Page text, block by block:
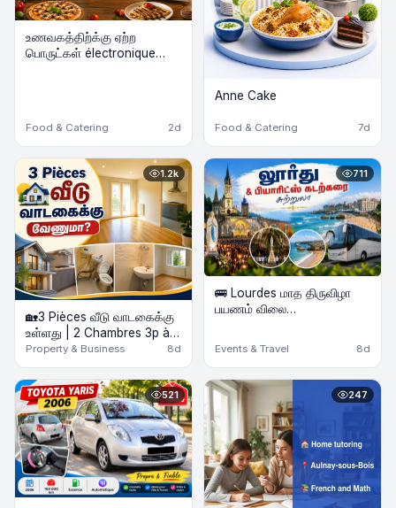
உணவகத்திற்க்கு ஏற்ற
பொருட்கள் électronique
Food & Catering 2d
Anne Cake
Food & Catering 7d
1.2k
🏡3 Pièces வீடு வாடகைக்கு
உள்ளது | 2 Chambres 3p à
louer
Property & Business 8d
711
🚌 Lourdes மாத திருவிழா
பயணம் விலை
Tour | 2 Nights Hôtel | Août
Events & Travel 8d
521 247